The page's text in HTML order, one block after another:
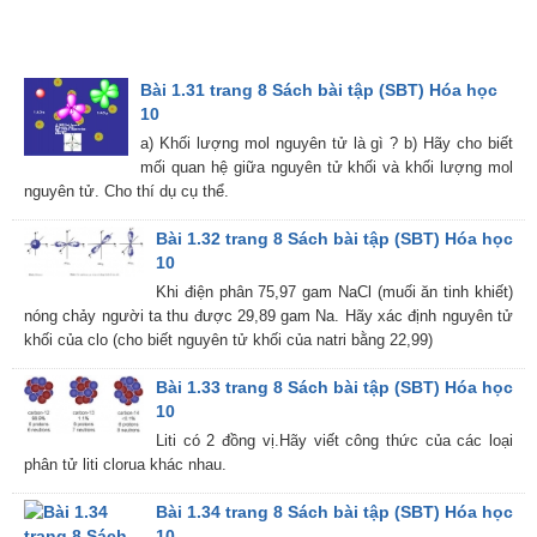
Bài 1.31 trang 8 Sách bài tập (SBT) Hóa học
10
a) Khối lượng mol nguyên tử là gì ? b) Hãy cho biết
mối quan hệ giữa nguyên tử khối và khối lượng mol
nguyên tử. Cho thí dụ cụ thể.
Bài 1.32 trang 8 Sách bài tập (SBT) Hóa học
10
Khi điện phân 75,97 gam NaCl (muối ăn tinh khiết)
nóng chảy người ta thu được 29,89 gam Na. Hãy xác định nguyên tử
khối của clo (cho biết nguyên tử khối của natri bằng 22,99)
Bài 1.33 trang 8 Sách bài tập (SBT) Hóa học
10
Liti có 2 đồng vị.Hãy viết công thức của các loại
phân tử liti clorua khác nhau.
Bài 1.34 trang 8 Sách bài tập (SBT) Hóa học